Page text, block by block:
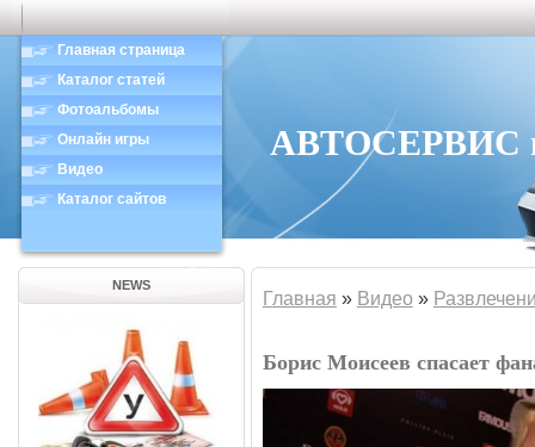
Главная страница
Каталог статей
Фотоальбомы
Онлайн игры
Видео
Каталог сайтов
АВТОСЕРВИС в
NEWS
Главная » Видео »
Борис Моисеев спасает